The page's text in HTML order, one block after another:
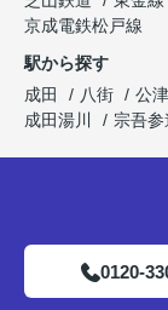
京成電鉄松戸線
駅から探す
成田
八街 公
成田湯川
宗吾参
0120-